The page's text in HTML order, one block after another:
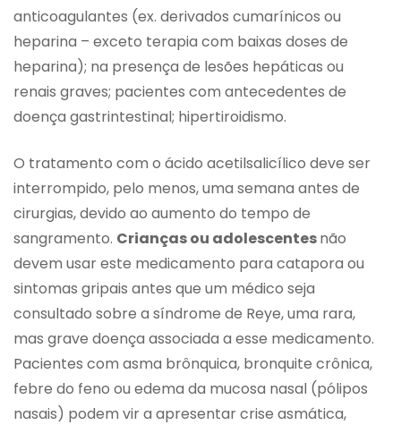
anticoagulantes (ex. derivados cumarínicos ou
heparina – exceto terapia com baixas doses de
heparina); na presença de lesões hepáticas ou
renais graves; pacientes com antecedentes de
doença gastrintestinal; hipertiroidismo.
O tratamento com o ácido acetilsalicílico deve ser
interrompido, pelo menos, uma semana antes de
cirurgias, devido ao aumento do tempo de
sangramento. Crianças ou adolescentesnão
devem usar este medicamento para catapora ou
sintomas gripais antes que um médico seja
consultado sobre a síndrome de Reye, uma rara,
mas grave doença associada a esse medicamento.
Pacientes com asma brônquica, bronquite crônica,
febre do feno ou edema da mucosa nasal (pólipos
nasais) podem vir a apresentar crise asmática,